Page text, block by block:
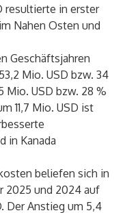
resultierte in erster
Nahen Osten und
Geschäftsjahren
Mio. USD bzw. 34
Mio. USD bzw. 28 %
11,7 Mio. USD ist
in Kanada
beliefen sich in
2025 und 2024 auf
Der Anstieg um 5,4